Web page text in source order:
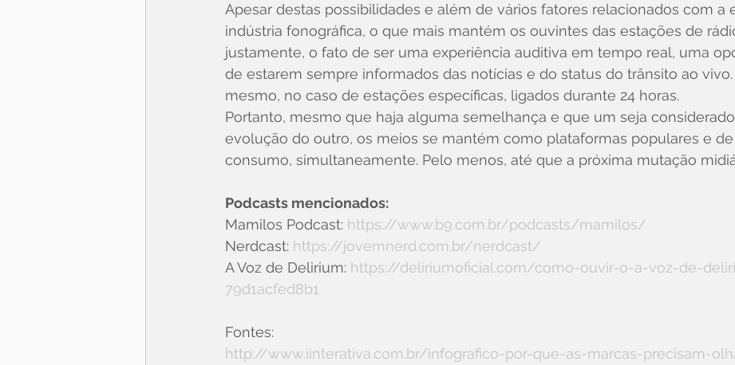
Apesar destas possibilidades e além de vários fatores relacionados com a
indústria fonográfica, o que mais mantém os ouvintes das estações de
justamente, o fato de ser uma experiência auditiva em tempo real, uma
de estarem sempre informados das notícias e do status do trânsito ao vivo.
mesmo, no caso de estações específicas, ligados durante 24 horas.
Portanto, mesmo que haja alguma semelhança e que um seja
evolução do outro, os meios se mantém como plataformas populares e
consumo, simultaneamente. Pelo menos, até que a próxima mutação
Podcasts mencionados:
Mamilos Podcast: https://www.b9.com.br/podcasts/mamilos/
Nerdcast: https://jovemnerd.com.br/nerdcast/
A Voz de Delirium: https://deliriumoficial.com/como-ouvir-o-a-voz-de-
79d1acfed8b1
Fontes:
http://www.iinterativa.com.br/infografico-por-que-as-marcas-precisam-